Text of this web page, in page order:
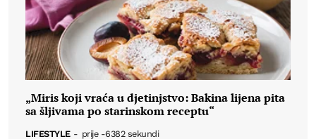
„Miris koji vraća u djetinjstvo: Bakina lijena pita
sa šljivama po starinskom receptu“
LIFESTYLE - prije -6382 sekundi